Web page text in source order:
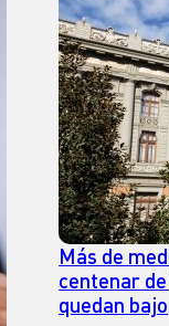
Más de
centenar
quedan bajo